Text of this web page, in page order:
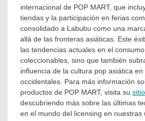
internacional de POP MART, que
tiendas y la participación en ferias
consolidado a Labubu como una
allá de las fronteras asiáticas. Este
las tendencias actuales en el
coleccionables, sino que también
influencia de la cultura pop asiática
occidentales. Para más información
productos de POP MART, visita su
descubriendo más sobre las últimas
en el mundo del licensing en nuestras